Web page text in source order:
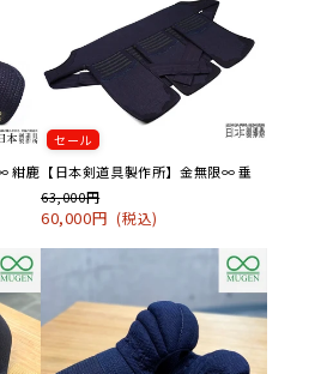
紺鹿
セール
【日本剣道具製作所】金無限∞ 垂
63,000円
60,000円(税込)